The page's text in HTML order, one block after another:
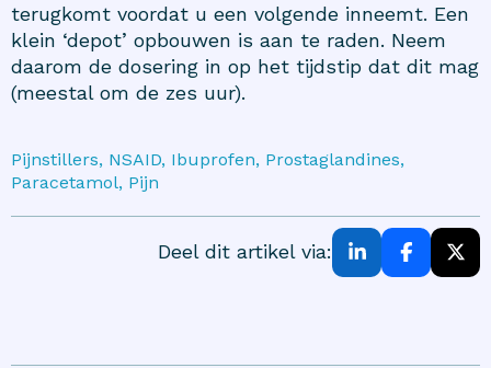
terugkomt voordat u een volgende inneemt. Een
klein ‘depot’ opbouwen is aan te raden. Neem
daarom de dosering in op het tijdstip dat dit mag
(meestal om de zes uur).
Pijnstillers, NSAID, Ibuprofen, Prostaglandines,
Paracetamol, Pijn
Deel dit artikel via: